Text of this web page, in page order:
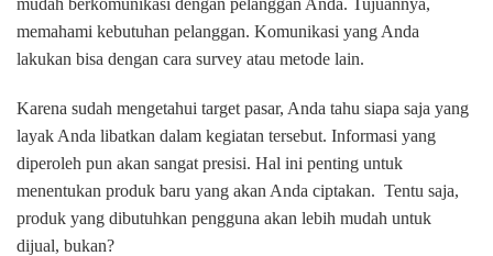
mudah berkomunikasi dengan pelanggan Anda. Tujuannya,
memahami kebutuhan pelanggan. Komunikasi yang Anda
lakukan bisa dengan cara survey atau metode lain.
Karena sudah mengetahui target pasar, Anda tahu siapa saja yang
layak Anda libatkan dalam kegiatan tersebut. Informasi yang
diperoleh pun akan sangat presisi. Hal ini penting untuk
menentukan produk baru yang akan Anda ciptakan. Tentu saja,
produk yang dibutuhkan pengguna akan lebih mudah untuk
dijual, bukan?